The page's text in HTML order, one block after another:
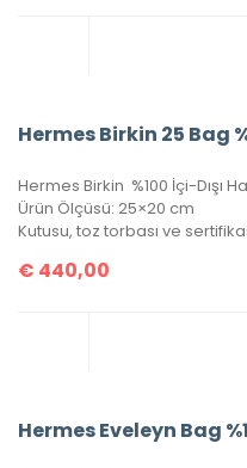
Hermes Birkin 25 Bag
Hermes Birkin %100 İçi-Dışı
Ürün Ölçüsü: 25×20 cm
Kutusu, toz torbası ve
€ 440,00
Hermes Eveleyn Bag